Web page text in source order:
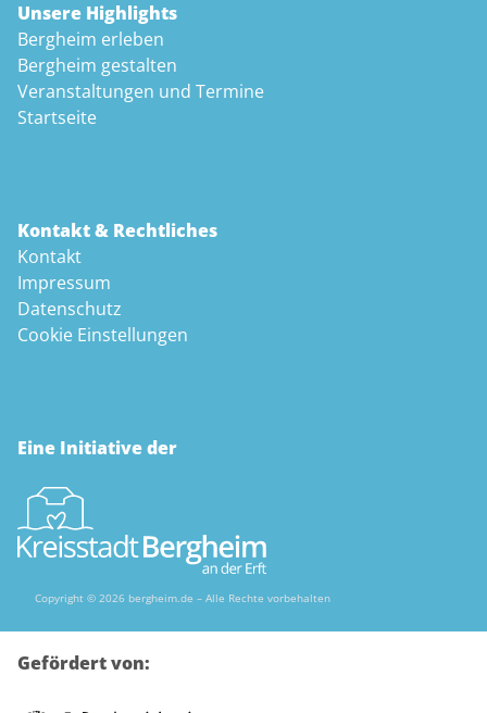
Unsere Highlights
Bergheim erleben
Bergheim gestalten
Veranstaltungen und Termine
Startseite
Kontakt & Rechtliches
Kontakt
Impressum
Datenschutz
Cookie Einstellungen
Eine Initiative der
Copyright © 2026 bergheim.de – Alle Rechte vorbehalten
Gefördert von: